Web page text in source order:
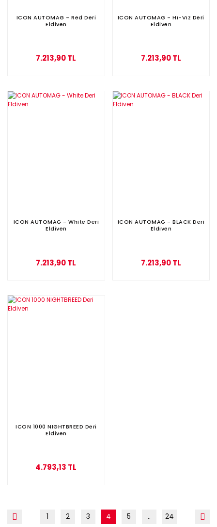
ICON AUTOMAG - Red Deri
Eldiven
7.213,90 TL
ICON AUTOMAG - Hı-Vız Deri
Eldiven
7.213,90 TL
ICON AUTOMAG - White Deri
Eldiven
7.213,90 TL
ICON AUTOMAG - BLACK Deri
Eldiven
7.213,90 TL
ICON 1000 NIGHTBREED Deri
Eldiven
4.793,13 TL
1 2 3 4 5 .. 24